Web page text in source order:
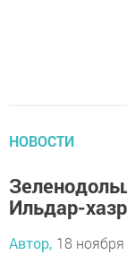
НОВОСТИ
Ильдар-
Автор, 18